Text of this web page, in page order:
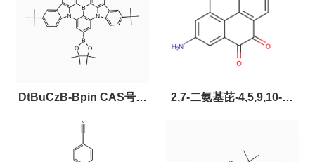
DtBuCzB-Bpin CAS号：
2643331-97-7
2,7-二氨基芘-4,5,9,10-四
现货促销，可分装，高校研